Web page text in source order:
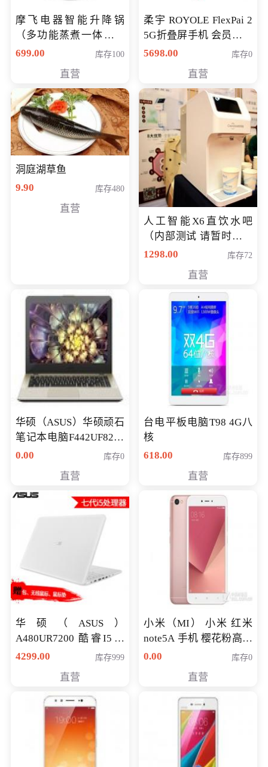
摩飞电器智能升降锅
（多功能蒸煮一体锅）
（智能升降养生锅） 会
699.00 库存100
直营
柔宇 ROYOLE FlexPai 2
5G折叠屏手机 会员专享
购买价格 4998元
5698.00 库存0
直营
洞庭湖草鱼
9.90
库存480
直营
人工智能X6直饮水吧
（内部测试 请暂时不要
购买）
1298.00 库存72
直营
华硕（ASUS）华硕顽石
笔记本电脑F442UF8250
八代独显轻薄办公商务
0.00 库存0
直营
台电平板电脑T98 4G八
核
618.00
库存899
直营
华硕（ASUS）
A480UR7200 酷睿I5超
薄学生办公游戏独显笔
NV930-2G独
4299.00 库存999
直营
小米（MI） 小米 红米
note5A 手机 樱花粉高配
版 全网通(3G+32G)
0.00 库存0
直营